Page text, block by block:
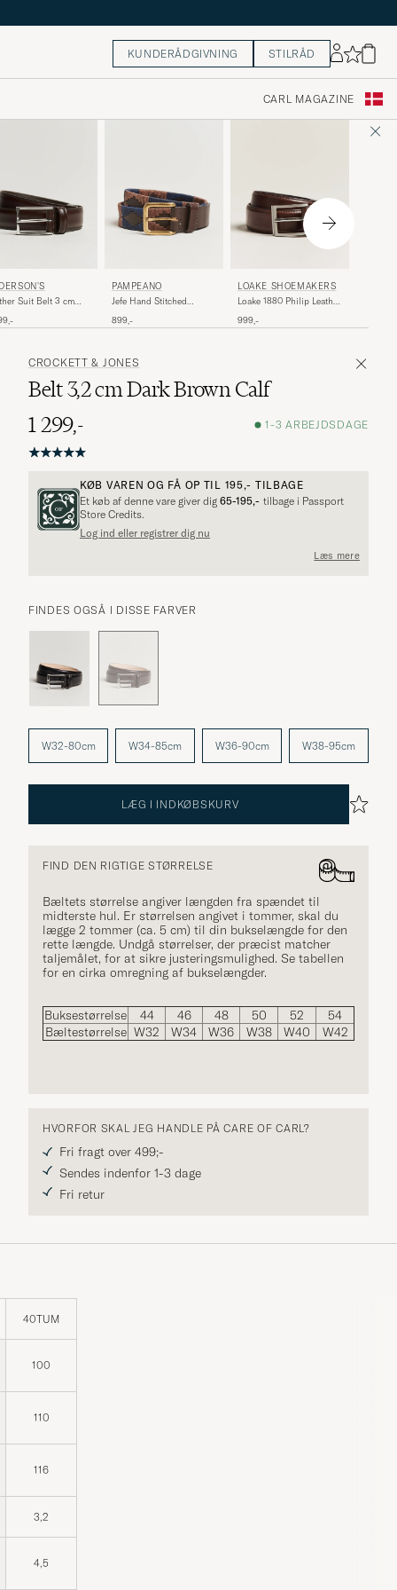
KUNDERÅDGIVNING STILRÅD
CARL MAGAZINE
Suit Belt 3 cm
PAMPEANO
Jefe Hand Stitched
3,5cm Brown/Blue
899,-
LOAKE SHOEMAKERS
Loake 1880 Philip Leather
999,-
Flere alternativer?
UDFORSK LIGNENDE PRODUKTER
CROCKETT & JONES
Belt 3,2 cm Dark Brown Calf
1 299,-
1-3 ARBEJDSDAGE
KØB VAREN OG FÅ OP TIL 195,- TILBAGE
Et køb af denne vare giver dig 65-195,- tilbage i Passport
Store Credits.
Log ind eller registrer dig nu
Læs mere
FINDES OGSÅ I DISSE FARVER
W32-80cm W34-85cm W36-90cm W38-95cm
LÆG I INDKØBSKURV
FIND DEN RIGTIGE STØRRELSE
Bæltets størrelse angiver længden fra spændet til
midterste hul. Er størrelsen angivet i tommer, skal du
lægge 2 tommer (ca. 5 cm) til din bukselængde for den
rette længde. Undgå størrelser, der præcist matcher
taljemålet, for at sikre justeringsmulighed. Se tabellen
for en cirka omregning af bukselængder.
Buksestørrelse 44 46 48 50 52
54
Bæltestørrelse W32 W34 W36 W38 W40 W42
HVORFOR SKAL JEG HANDLE PÅ CARE OF CARL?
Fri fragt over 499;-
Sendes indenfor 1-3 dage
Fri retur
40TUM
100
110
116
3,2
4,5